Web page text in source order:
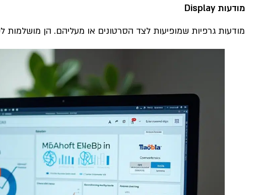
מודעות
מודעות גרפיות שמופיעות לצד הסרטונים או מעליהם. הן מושלמות